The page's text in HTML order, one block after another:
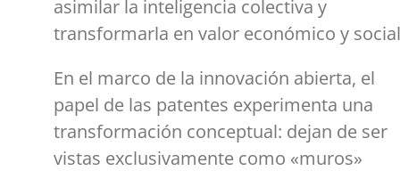
asimilar la inteligencia colectiva y
transformarla en valor económico y
En el marco de la innovación abierta, el
papel de las patentes experimenta una
transformación conceptual: dejan de ser
vistas exclusivamente como «muros»